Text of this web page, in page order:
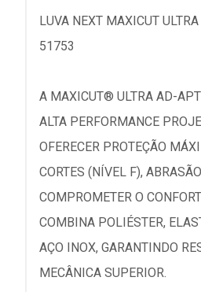
LUVA NEXT MAXICUT
51753
A MAXICUT® ULTRA AD-
ALTA PERFORMANCE
OFERECER PROTEÇÃO
CORTES (NÍVEL F),
COMPROMETER O
COMBINA POLIÉSTER,
AÇO INOX, GARANTINDO
MECÂNICA SUPERIOR.